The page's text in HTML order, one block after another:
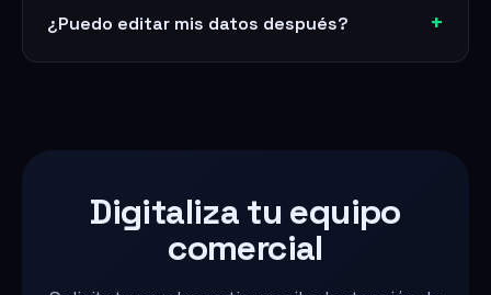
¿Puedo editar mis datos después?
Digitaliza tu equipo
comercial